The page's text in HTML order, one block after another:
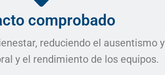
comprobado
reduciendo el ausentismo y
y el rendimiento de los equipos.